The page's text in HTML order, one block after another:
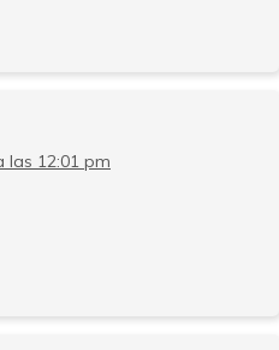
las 12:01 pm